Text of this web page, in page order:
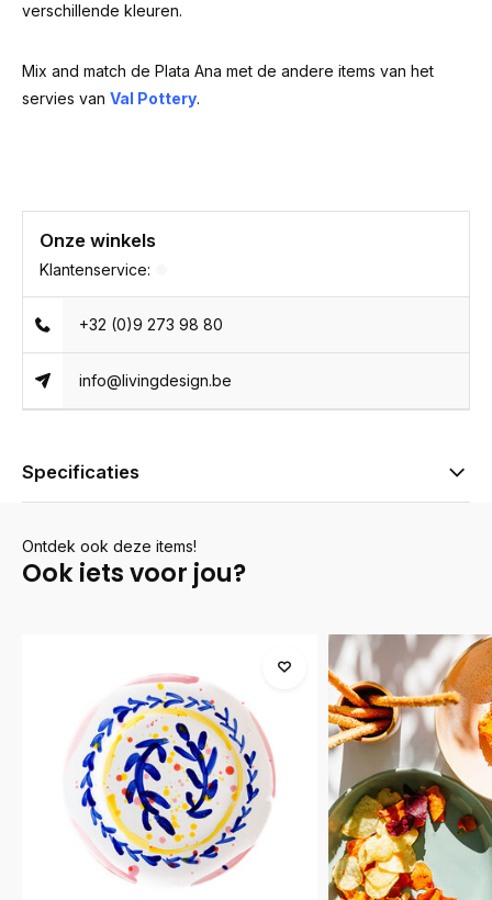
verschillende kleuren.
Mix and match de Plata Ana met de andere items van het
servies van Val Pottery.
Onze winkels
Klantenservice:
+32 (0)9 273 98 80
info@livingdesign.be
Specificaties
Ontdek ook deze items!
Ook iets voor jou?